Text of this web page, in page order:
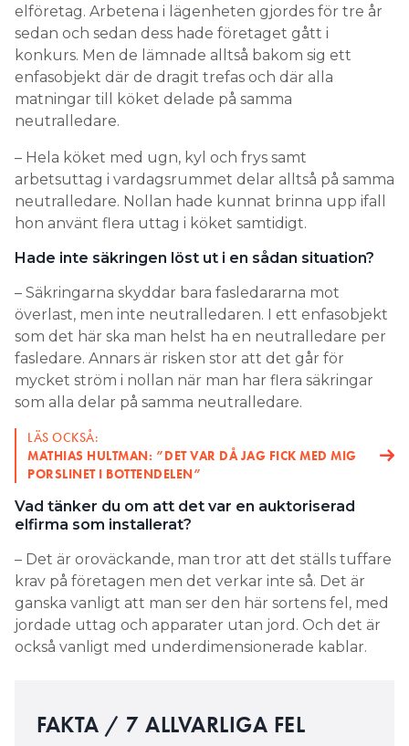
elföretag. Arbetena i lägenheten gjordes för tre år
sedan och sedan dess hade företaget gått i
konkurs. Men de lämnade alltså bakom sig ett
enfasobjekt där de dragit trefas och där alla
matningar till köket delade på samma
neutralledare.
– Hela köket med ugn, kyl och frys samt
arbetsuttag i vardagsrummet delar alltså på samma
neutralledare. Nollan hade kunnat brinna upp ifall
hon använt flera uttag i köket samtidigt.
Hade inte säkringen löst ut i en sådan situation?
– Säkringarna skyddar bara fasledararna mot
överlast, men inte neutralledaren. I ett enfasobjekt
som det här ska man helst ha en neutralledare per
fasledare. Annars är risken stor att det går för
mycket ström i nollan när man har flera säkringar
som alla delar på samma neutralledare.
LÄS OCKSÅ:
MATHIAS HULTMAN: ”DET VAR DÅ JAG FICK MED MIG
PORSLINET I BOTTENDELEN”
Vad tänker du om att det var en auktoriserad
elfirma som installerat?
– Det är oroväckande, man tror att det ställs tuffare
krav på företagen men det verkar inte så. Det är
ganska vanligt att man ser den här sortens fel, med
jordade uttag och apparater utan jord. Och det är
också vanligt med underdimensionerade kablar.
FAKTA / 7 ALLVARLIGA FEL